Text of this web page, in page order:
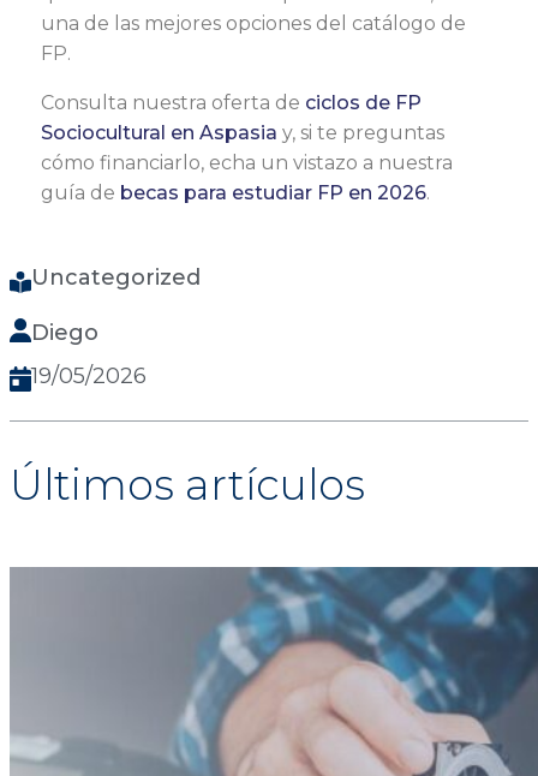
una de las mejores opciones del catálogo de
FP.
Consulta nuestra oferta de ciclos de FP
Sociocultural en Aspasia y, si te preguntas
cómo financiarlo, echa un vistazo a nuestra
guía de becas para estudiar FP en 2026.
Uncategorized
Diego
19/05/2026
Últimos artículos